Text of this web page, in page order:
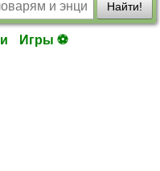
Найти!
Игры ⚽